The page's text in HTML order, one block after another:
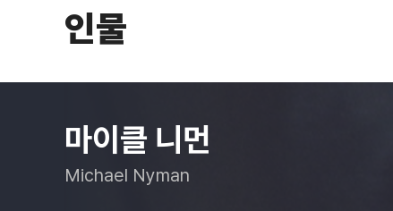
인물
마이클 니먼
Michael Nyman